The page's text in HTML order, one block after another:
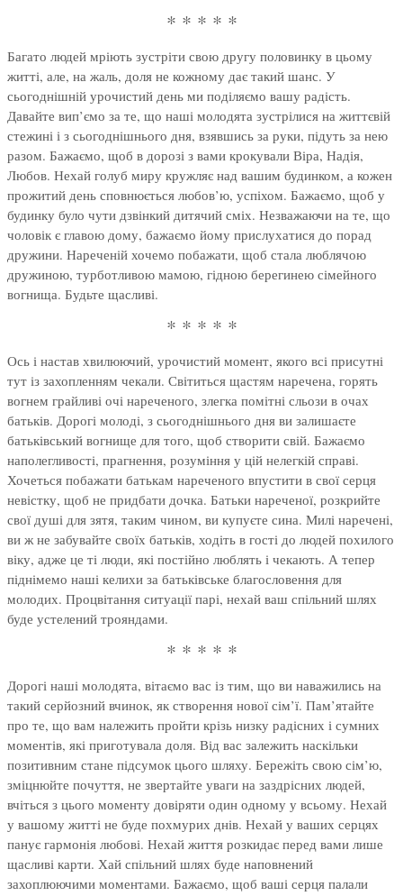
* * * * *
Багато людей мріють зустріти свою другу половинку в цьому
житті, але, на жаль, доля не кожному дає такий шанс. У
сьогоднішній урочистий день ми поділяємо вашу радість.
Давайте вип’ємо за те, що наші молодята зустрілися на життєвій
стежині і з сьогоднішнього дня, взявшись за руки, підуть за нею
разом. Бажаємо, щоб в дорозі з вами крокували Віра, Надія,
Любов. Нехай голуб миру кружляє над вашим будинком, а кожен
прожитий день сповнюється любов’ю, успіхом. Бажаємо, щоб у
будинку було чути дзвінкий дитячий сміх. Незважаючи на те, що
чоловік є главою дому, бажаємо йому прислухатися до порад
дружини. Нареченій хочемо побажати, щоб стала люблячою
дружиною, турботливою мамою, гідною берегинею сімейного
вогнища. Будьте щасливі.
* * * * *
Ось і настав хвилюючий, урочистий момент, якого всі присутні
тут із захопленням чекали. Світиться щастям наречена, горять
вогнем грайливі очі нареченого, злегка помітні сльози в очах
батьків. Дорогі молоді, з сьогоднішнього дня ви залишаєте
батьківський вогнище для того, щоб створити свій. Бажаємо
наполегливості, прагнення, розуміння у цій нелегкій справі.
Хочеться побажати батькам нареченого впустити в свої серця
невістку, щоб не придбати дочка. Батьки нареченої, розкрийте
свої душі для зятя, таким чином, ви купуєте сина. Милі наречені,
ви ж не забувайте своїх батьків, ходіть в гості до людей похилого
віку, адже це ті люди, які постійно люблять і чекають. А тепер
піднімемо наші келихи за батьківське благословення для
молодих. Процвітання ситуації парі, нехай ваш спільний шлях
буде устелений трояндами.
* * * * *
Дорогі наші молодята, вітаємо вас із тим, що ви наважились на
такий серйозний вчинок, як створення нової сім’ї. Пам’ятайте
про те, що вам належить пройти крізь низку радісних і сумних
моментів, які приготувала доля. Від вас залежить наскільки
позитивним стане підсумок цього шляху. Бережіть свою сім’ю,
зміцнюйте почуття, не звертайте уваги на заздрісних людей,
вчіться з цього моменту довіряти один одному у всьому. Нехай
у вашому житті не буде похмурих днів. Нехай у ваших серцях
панує гармонія любові. Нехай життя розкидає перед вами лише
щасливі карти. Хай спільний шлях буде наповнений
захоплюючими моментами. Бажаємо, щоб ваші серця палали